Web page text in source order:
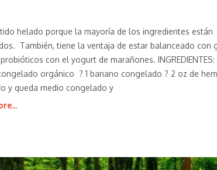
helado porque la mayoría de los ingredientes están
También, tiene la ventaja de estar balanceado con
con el yogurt de marañones. INGREDIENTES:
orgánico ? 1 banano congelado ? 2 oz de
y queda medio congelado y